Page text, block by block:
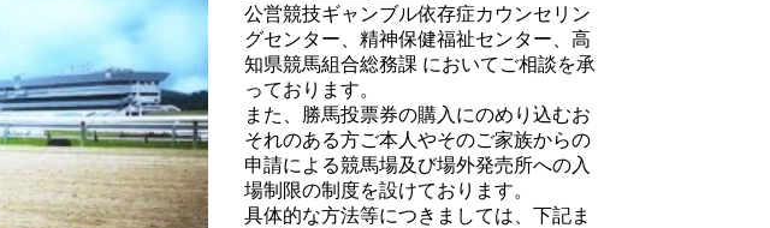
公営競技ギャンブル依存症カウンセリン
グセンター、精神保健福祉センター、高
知県競馬組合総務課 においてご相談を承
っております。
また、勝馬投票券の購入にのめり込むお
それのある方ご本人やそのご家族からの
申請による競馬場及び場外発売所への入
場制限の制度を設けております。
具体的な方法等につきましては、下記ま